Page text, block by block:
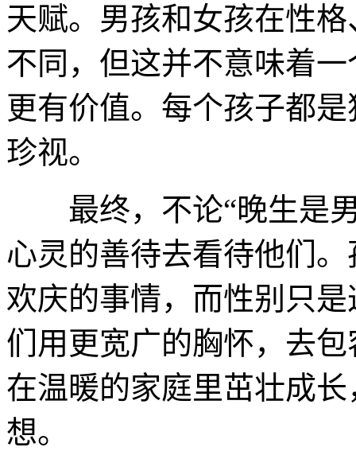
天赋。男孩和女孩在性
不同，但这并不意味着
更有价值。每个孩子都
珍视。
最终，不论“晚生是男
心灵的善待去看待他们
欢庆的事情，而性别只
们用更宽广的胸怀，去
在温暖的家庭里茁壮成
想。